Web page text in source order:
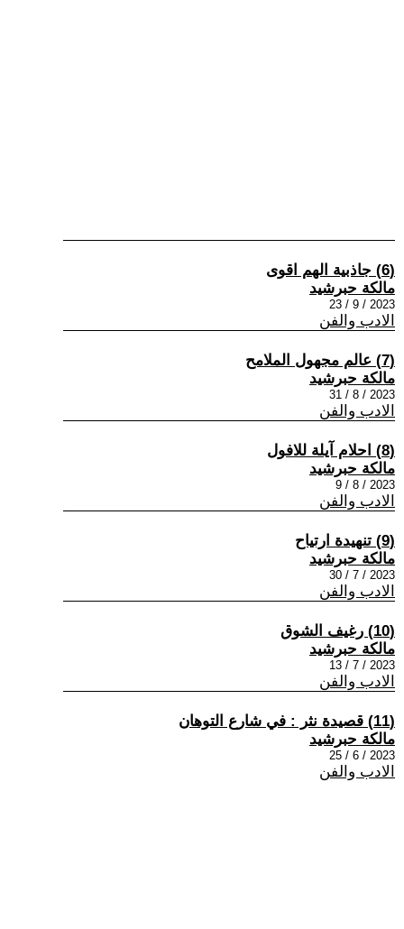
(6) جاذبية الهم اقوى
مالكة حبرشيد
2023 / 9 / 23
الادب والفن
(7) عالم مجهول الملامح
مالكة حبرشيد
2023 / 8 / 31
الادب والفن
(8) احلام آيلة للافول
مالكة حبرشيد
2023 / 8 / 9
الادب والفن
(9) تنهيدة ارتياح
مالكة حبرشيد
2023 / 7 / 30
الادب والفن
(10) رغيف الشوق
مالكة حبرشيد
2023 / 7 / 13
الادب والفن
(11) قصيدة نثر : في شارع التوهان
مالكة حبرشيد
2023 / 6 / 25
الادب والفن